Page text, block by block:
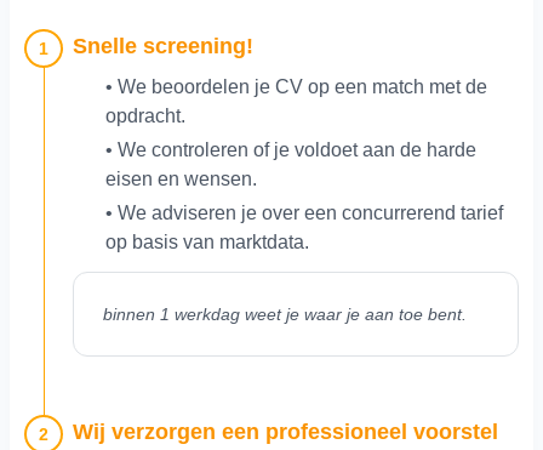
1 Snelle screening!
• We beoordelen je CV op een match met de
opdracht.
• We controleren of je voldoet aan de harde
eisen en wensen.
• We adviseren je over een concurrerend tarief
op basis van marktdata.
binnen 1 werkdag weet je waar je aan toe bent.
2
Wij verzorgen een professioneel voorstel